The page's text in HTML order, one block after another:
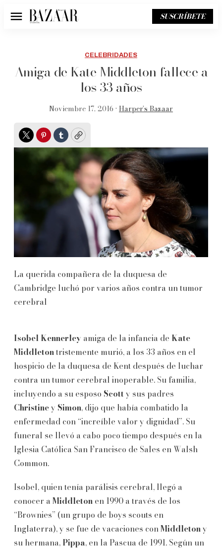
Menú SUSCRÍBETE
CELEBRIDADES
Amiga de Kate Middleton fallece a
los 33 años
Noviembre 17, 2016 • Harper’s Bazaar
TwitterPinterest
TumblrCopy
La querida compañera de la duquesa de
Cambridge luchó por varios años contra un tumor
cerebral
Isobel Kennerley amiga de la infancia de Kate
Middletontristemente murió, a los 33 años en el
hospicio de la duquesa de Kent después de luchar
contra un tumor cerebral inoperable. Su familia,
incluyendo a su esposo Scotty sus padres
Christiney Simon, dijo que había combatido la
enfermedad con “increíble valor y dignidad”. Su
funeral se llevó a cabo poco tiempo después en la
Iglesia Católica San Francisco de Sales en Walsh
Common.
Isobel, quien tenía parálisis cerebral, llegó a
conocer a Middleton en 1990 a través de los
“Brownies” (un grupo de boys scouts en
Inglaterra), y se fue de vacaciones conMiddletony
su hermana, Pippa, en la Pascua de 1991. Según un